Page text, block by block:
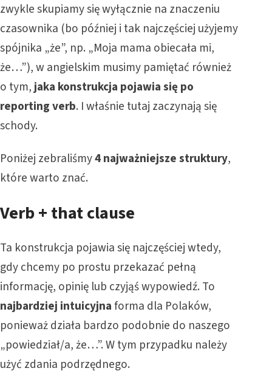
zwykle skupiamy się wyłącznie na znaczeniu
czasownika (bo później i tak najczęściej użyjemy
spójnika „że”, np. „Moja mama obiecała mi,
że…”), w angielskim musimy pamiętać również
o tym,jaka konstrukcja pojawia się po
reporting verb. I właśnie tutaj zaczynają się
schody.
Poniżej zebraliśmy4 najważniejsze struktury,
które warto znać.
Verb + that clause
Ta konstrukcja pojawia się najczęściej wtedy,
gdy chcemy po prostu przekazać pełną
informację, opinię lub czyjąś wypowiedź. To
najbardziej intuicyjnaforma dla Polaków,
ponieważ działa bardzo podobnie do naszego
„powiedział/a, że…”. W tym przypadku należy
użyć zdania podrzędnego.